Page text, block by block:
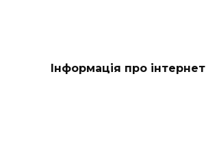
Інформація про інтернет